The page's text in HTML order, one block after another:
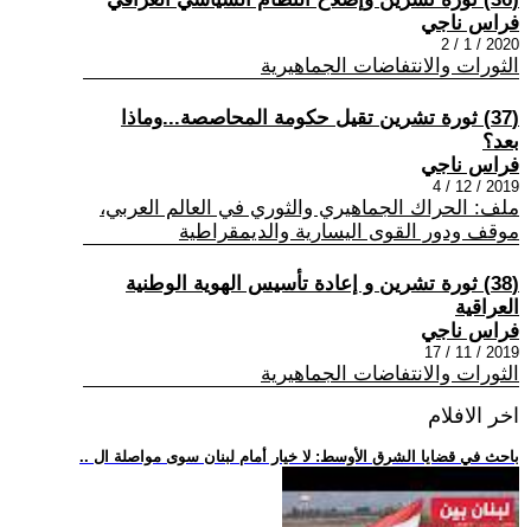
فراس ناجي
2020 / 1 / 2
الثورات والانتفاضات الجماهيرية
(37) ثورة تشرين تقيل حكومة المحاصصة...وماذا
بعد؟
فراس ناجي
2019 / 12 / 4
ملف: الحراك الجماهيري والثوري في العالم العربي،
موقف ودور القوى اليسارية والديمقراطية
(38) ثورة تشرين و إعادة تأسيس الهوية الوطنية
العراقية
فراس ناجي
2019 / 11 / 17
الثورات والانتفاضات الجماهيرية
اخر الافلام
.. باحث في قضايا الشرق الأوسط: لا خيار أمام لبنان سوى مواصلة ال